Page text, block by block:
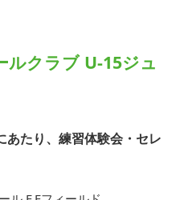
ルクラブ U-15ジュ
あたり、練習体験会・セレ